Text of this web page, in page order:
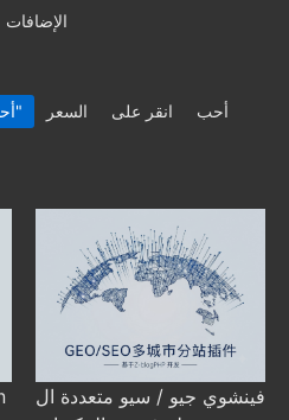
الإضافات
"(ترتيب تنازلي)" السعر انقر على
أحب
فينشوي جيو / سيو متعددة ال